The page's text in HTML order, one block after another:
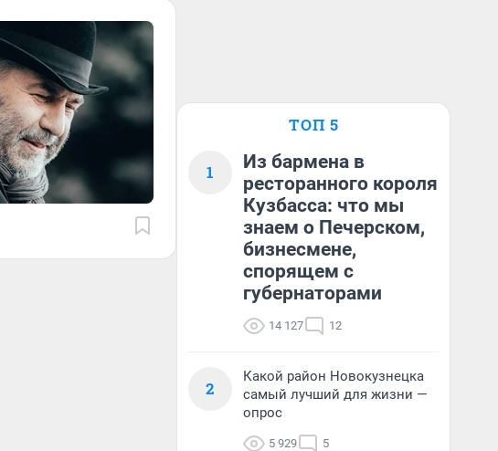
ТОП 5
1
Из бармена в
ресторанного короля
Кузбасса: что мы
знаем о Печерском,
бизнесмене,
спорящем с
губернаторами
14 127 12
2
Какой район Новокузнецка
самый лучший для жизни —
опрос
5 929 5